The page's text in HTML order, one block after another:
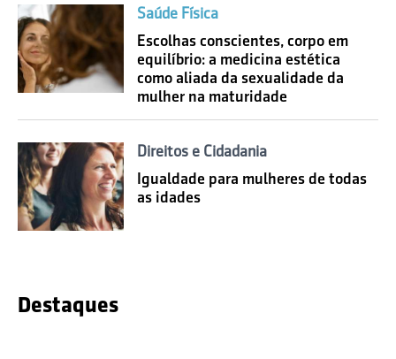
Saúde Física
Escolhas conscientes, corpo em
equilíbrio: a medicina estética
como aliada da sexualidade da
mulher na maturidade
Direitos e Cidadania
Igualdade para mulheres de todas
as idades
Destaques